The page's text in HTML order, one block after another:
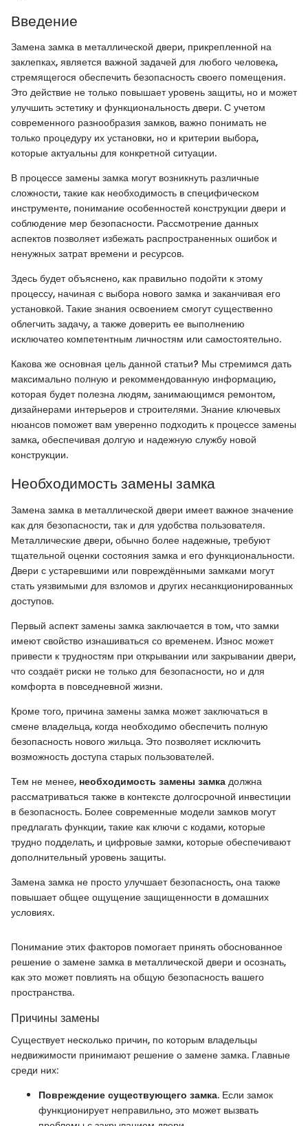
Введение
Замена замка в металлической двери, прикрепленной на
заклепках, является важной задачей для любого человека,
стремящегося обеспечить безопасность своего помещения.
Это действие не только повышает уровень защиты, но и может
улучшить эстетику и функциональность двери. С учетом
современного разнообразия замков, важно понимать не
только процедуру их установки, но и критерии выбора,
которые актуальны для конкретной ситуации.
В процессе замены замка могут возникнуть различные
сложности, такие как необходимость в специфическом
инструменте, понимание особенностей конструкции двери и
соблюдение мер безопасности. Рассмотрение данных
аспектов позволяет избежать распространенных ошибок и
ненужных затрат времени и ресурсов.
Здесь будет объяснено, как правильно подойти к этому
процессу, начиная с выбора нового замка и заканчивая его
установкой. Такие знания освоением смогут существенно
облегчить задачу, а также доверить ее выполнению
исключатео компетентным личностям или самостоятельно.
Какова же основная цель данной статьи? Мы стремимся дать
максимально полную и рекоммендованную информацию,
которая будет полезна людям, занимающимся ремонтом,
дизайнерами интерьеров и строителями. Знание ключевых
нюансов поможет вам уверенно подходить к процессе замены
замка, обеспечивая долгую и надежную службу новой
конструкции.
Необходимость замены замка
Замена замка в металлической двери имеет важное значение
как для безопасности, так и для удобства пользователя.
Металлические двери, обычно более надежные, требуют
тщательной оценки состояния замка и его функциональности.
Двери с устаревшими или повреждёнными замками могут
стать уязвимыми для взломов и других несанкционированных
доступов.
Первый аспект замены замка заключается в том, что замки
имеют свойство изнашиваться со временем. Износ может
привести к трудностям при открывании или закрывании двери,
что создаёт риски не только для безопасности, но и для
комфорта в повседневной жизни.
Кроме того, причина замены замка может заключаться в
смене владельца, когда необходимо обеспечить полную
безопасность нового жильца. Это позволяет исключить
возможность доступа старых пользователей.
Тем не менее, необходимость замены замка должна
рассматриваться также в контексте долгосрочной инвестиции
в безопасность. Более современные модели замков могут
предлагать функции, такие как ключи с кодами, которые
трудно подделать, и цифровые замки, которые обеспечивают
дополнительный уровень защиты.
Замена замка не просто улучшает безопасность, она также
повышает общее ощущение защищенности в домашних
условиях.
Понимание этих факторов помогает принять обоснованное
решение о замене замка в металлической двери и осознать,
как это может повлиять на общую безопасность вашего
пространства.
Причины замены
Существует несколько причин, по которым владельцы
недвижимости принимают решение о замене замка. Главные
среди них:
Повреждение существующего замка. Если замок
функционирует неправильно, это может вызвать